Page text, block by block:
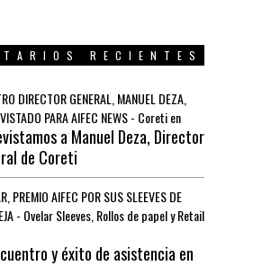
RECIENTES
DIRECTOR GENERAL, MANUEL DEZA,
PARA AIFEC NEWS - Coretien
a Manuel Deza, Director
de Coreti
PREMIO AIFEC POR SUS SLEEVES DE
- Ovelar Sleeves, Rollos de papel y Retail
y éxito de asistencia en